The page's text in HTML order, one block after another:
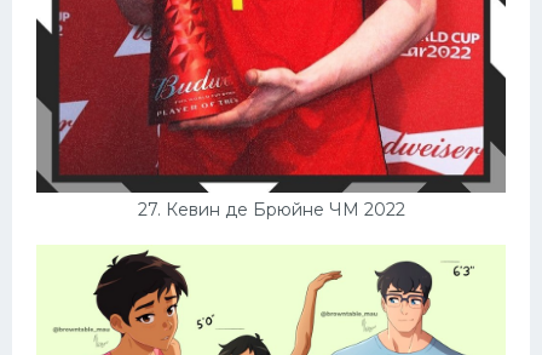
27. Кевин де Брюйне ЧМ 2022